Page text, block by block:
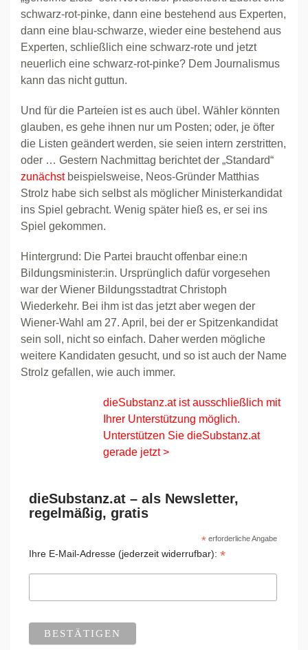
schwarz-rot-pinke, dann eine bestehend aus Experten,
dann eine blau-schwarze, wieder eine bestehend aus
Experten, schließlich eine schwarz-rote und jetzt
neuerlich eine schwarz-rot-pinke? Dem Journalismus
kann das nicht guttun.
Und für die Parteien ist es auch übel. Wähler könnten
glauben, es gehe ihnen nur um Posten; oder, je öfter
die Listen geändert werden, sie seien intern zerstritten,
oder … Gestern Nachmittag berichtet der „Standard“
zunächstbeispielsweise, Neos-Gründer Matthias
Strolz habe sich selbst als möglicher Ministerkandidat
ins Spiel gebracht. Wenig später hieß es, er sei ins
Spiel gekommen.
Hintergrund: Die Partei braucht offenbar eine:n
Bildungsminister:in. Ursprünglich dafür vorgesehen
war der Wiener Bildungsstadtrat Christoph
Wiederkehr. Bei ihm ist das jetzt aber wegen der
Wiener-Wahl am 27. April, bei der er Spitzenkandidat
sein soll, nicht so einfach. Daher werden mögliche
weitere Kandidaten gesucht, und so ist auch der Name
Strolz gefallen, wie auch immer.
dieSubstanz.at ist ausschließlich mit
Ihrer Unterstützung möglich.
Unterstützen Sie dieSubstanz.at
gerade jetzt >
dieSubstanz.at – als Newsletter,
regelmäßig, gratis
*erforderliche Angabe
Ihre E-Mail-Adresse (jederzeit widerrufbar): *